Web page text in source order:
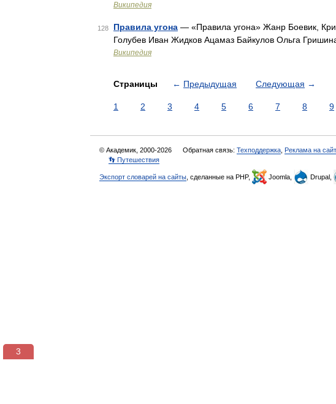
Википедия
128 Правила угона — «Правила угона» Жанр Боевик,
Голубев Иван Жидков Ацамаз Байкулов Ольга
Википедия
Страницы ← Предыдущая Следующая →
1 2 3 4 5 6 7 8 9
© Академик, 2000-2026 Обратная связь: Техподдержка Реклама на
👣 Путешествия
Экспорт словарей на сайты , сделанные на PHP, Joomla, Drupal,
3